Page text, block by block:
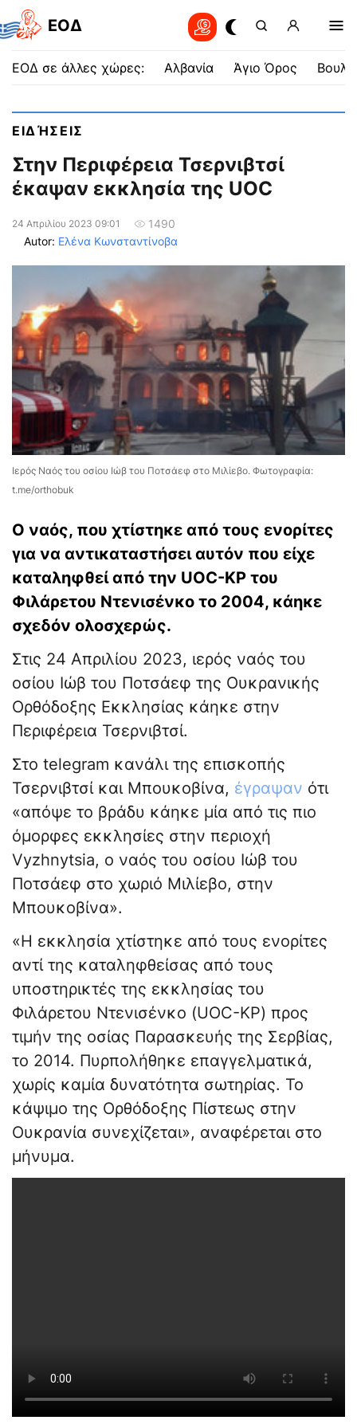
EOΔ
ΕΟΔ σε άλλες χώρες: Αλβανία Άγιο Όρος
ΕΙΔΉΣΕΙΣ
Στην Περιφέρεια Τσερνιβτσί
έκαψαν εκκλησία της UOC
24 Απριλίου 2023 09:01
1490
Autor: Ελένα Κωνσταντίνοβα
Ιερός Ναός του οσίου Ιώβ του Ποτσάεφ στο Μιλίεβο. Φωτογραφία:
t.me/orthobuk
Ο ναός, που χτίστηκε από τους ενορίτες
για να αντικαταστήσει αυτόν που είχε
καταληφθεί από την UOC-KP του
Φιλάρετου Ντενισένκο το 2004, κάηκε
σχεδόν ολοσχερώς.
Στις 24 Απριλίου 2023, ιερός ναός του
οσίου Ιώβ του Ποτσάεφ της Ουκρανικής
Ορθόδοξης Εκκλησίας κάηκε στην
Περιφέρεια Τσερνιβτσί.
Στο telegram κανάλι της επισκοπής
Τσερνιβτσί και Μπουκοβίνα, έγραψαν ότι
«απόψε το βράδυ κάηκε μία από τις πιο
όμορφες εκκλησίες στην περιοχή
Vyzhnytsia, ο ναός του οσίου Ιώβ του
Ποτσάεφ στο χωριό Μιλίεβο, στην
Μπουκοβίνα».
«Η εκκλησία χτίστηκε από τους ενορίτες
αντί της καταληφθείσας από τους
υποστηρικτές της εκκλησίας του
Φιλάρετου Ντενισένκο (UOC-KP) προς
τιμήν της οσίας Παρασκευής της Σερβίας,
το 2014. Πυρπολήθηκε επαγγελματικά,
χωρίς καμία δυνατότητα σωτηρίας. Το
κάψιμο της Ορθόδοξης Πίστεως στην
Ουκρανία συνεχίζεται», αναφέρεται στο
μήνυμα.